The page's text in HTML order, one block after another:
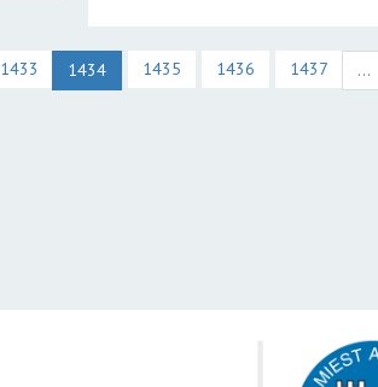
1433 1434 1435 1436 1437 ...